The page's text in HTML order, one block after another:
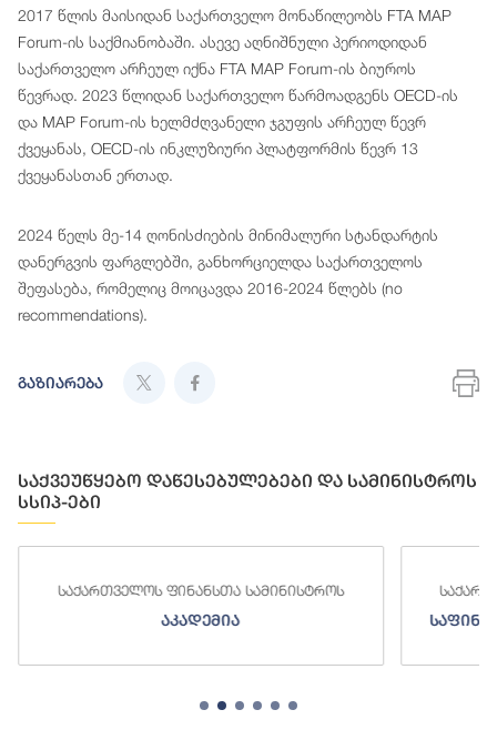
2017 წლის მაისიდან საქართველო მონაწილეობს FTA MAP
Forum-ის საქმიანობაში. ასევე აღნიშნული პერიოდიდან
საქართველო არჩეულ იქნა FTA MAP Forum-ის ბიუროს
წევრად. 2023 წლიდან საქართველო წარმოადგენს OECD-ის
და MAP Forum-ის ხელმძღვანელი ჯგუფის არჩეულ წევრ
ქვეყანას, OECD-ის ინკლუზიური პლატფორმის წევრ 13
ქვეყანასთან ერთად.
2024 წელს მე-14 ღონისძიების მინიმალური სტანდარტის
დანერგვის ფარგლებში, განხორციელდა საქართველოს
შეფასება, რომელიც მოიცავდა 2016-2024 წლებს (no
recommendations).
გაზიარება
საქვეუწყებო დაწესებულებები და სამინისტროს
სსიპ-ები
საქართველოს ფინანსთა სამინისტროს
აკადემია